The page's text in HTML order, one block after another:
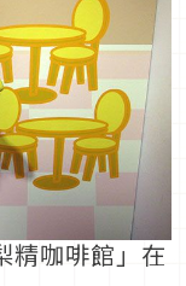
精咖啡館」在